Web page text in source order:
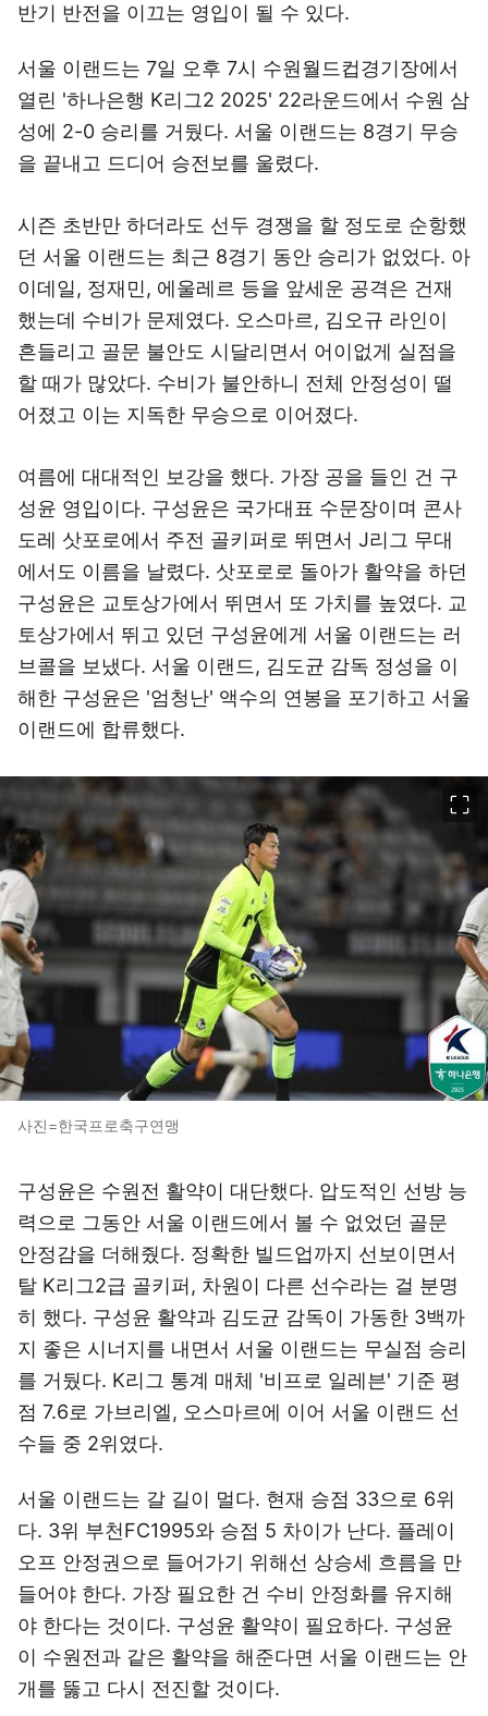
반기 반전을 이끄는 영입이 될 수 있다.
서울 이랜드는 7일 오후 7시 수원월드컵경기장에서
열린 '하나은행 K리그2 2025' 22라운드에서 수원 삼
성에 2-0 승리를 거뒀다. 서울 이랜드는 8경기 무승
을 끝내고 드디어 승전보를 울렸다.
시즌 초반만 하더라도 선두 경쟁을 할 정도로 순항했
던 서울 이랜드는 최근 8경기 동안 승리가 없었다. 아
이데일, 정재민, 에울레르 등을 앞세운 공격은 건재
했는데 수비가 문제였다. 오스마르, 김오규 라인이
흔들리고 골문 불안도 시달리면서 어이없게 실점을
할 때가 많았다. 수비가 불안하니 전체 안정성이 떨
어졌고 이는 지독한 무승으로 이어졌다.
여름에 대대적인 보강을 했다. 가장 공을 들인 건 구
성윤 영입이다. 구성윤은 국가대표 수문장이며 콘사
도레 삿포로에서 주전 골키퍼로 뛰면서 J리그 무대
에서도 이름을 날렸다. 삿포로로 돌아가 활약을 하던
구성윤은 교토상가에서 뛰면서 또 가치를 높였다. 교
토상가에서 뛰고 있던 구성윤에게 서울 이랜드는 러
브콜을 보냈다. 서울 이랜드, 김도균 감독 정성을 이
해한 구성윤은 '엄청난' 액수의 연봉을 포기하고 서울
이랜드에 합류했다.
사진=한국프로축구연맹
구성윤은 수원전 활약이 대단했다. 압도적인 선방 능
력으로 그동안 서울 이랜드에서 볼 수 없었던 골문
안정감을 더해줬다. 정확한 빌드업까지 선보이면서
탈 K리그2급 골키퍼, 차원이 다른 선수라는 걸 분명
히 했다. 구성윤 활약과 김도균 감독이 가동한 3백까
지 좋은 시너지를 내면서 서울 이랜드는 무실점 승리
를 거뒀다. K리그 통계 매체 '비프로 일레븐' 기준 평
점 7.6로 가브리엘, 오스마르에 이어 서울 이랜드 선
수들 중 2위였다.
서울 이랜드는 갈 길이 멀다. 현재 승점 33으로 6위
다. 3위 부천FC1995와 승점 5 차이가 난다. 플레이
오프 안정권으로 들어가기 위해선 상승세 흐름을 만
들어야 한다. 가장 필요한 건 수비 안정화를 유지해
야 한다는 것이다. 구성윤 활약이 필요하다. 구성윤
이 수원전과 같은 활약을 해준다면 서울 이랜드는 안
개를 뚫고 다시 전진할 것이다.